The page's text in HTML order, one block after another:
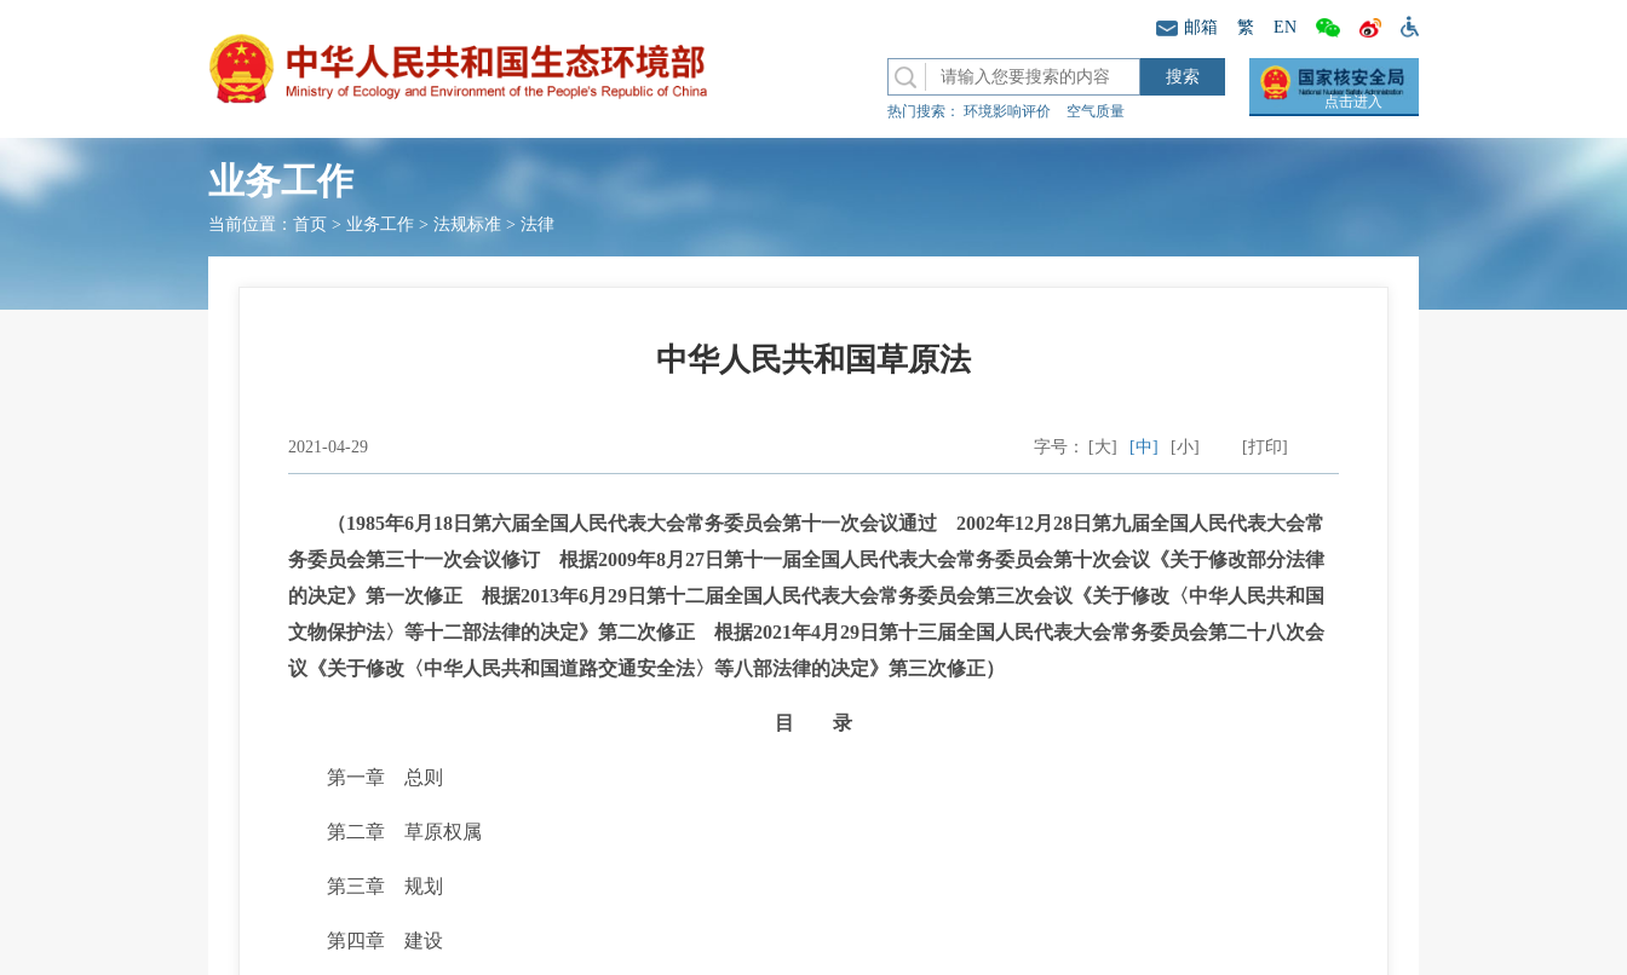
邮箱 繁 EN
热门搜索： 环境影响评价 空气质量
点击进入
业务工作
当前位置： 首页 > 业务工作 > 法规标准 > 法律
中华人民共和国草原法
2021-04-29 [打印]
字号： [大] [中] [小]
（1985年6月18日第六届全国人民代表大会常务委员会第十一次会议通过 2002年12月28日第九届全国人民代表大会常
务委员会第三十一次会议修订 根据2009年8月27日第十一届全国人民代表大会常务委员会第十次会议《关于修改部分法律
的决定》第一次修正 根据2013年6月29日第十二届全国人民代表大会常务委员会第三次会议《关于修改〈中华人民共和国
文物保护法〉等十二部法律的决定》第二次修正 根据2021年4月29日第十三届全国人民代表大会常务委员会第二十八次会
议《关于修改〈中华人民共和国道路交通安全法〉等八部法律的决定》第三次修正）
目 录
第一章 总则
第二章 草原权属
第三章 规划
第四章 建设